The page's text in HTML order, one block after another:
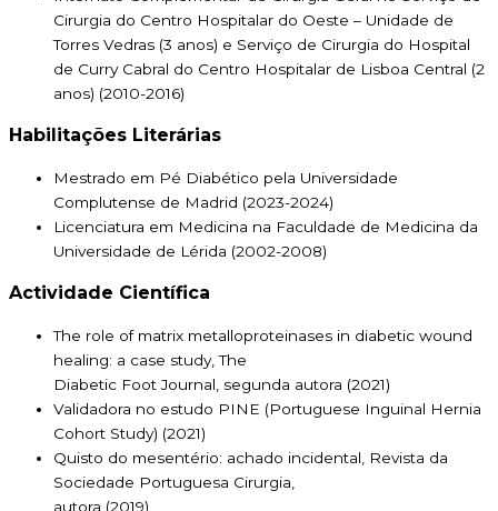
Cirurgia do Centro Hospitalar do Oeste – Unidade de
Torres Vedras (3 anos) e Serviço de Cirurgia do Hospital
de Curry Cabral do Centro Hospitalar de Lisboa Central (2
anos) (2010-2016)
Habilitações Literárias
Mestrado em Pé Diabético pela Universidade
Complutense de Madrid (2023-2024)
Licenciatura em Medicina na Faculdade de Medicina da
Universidade de Lérida (2002-2008)
Actividade Científica
The role of matrix metalloproteinases in diabetic wound
healing: a case study, The
Diabetic Foot Journal, segunda autora (2021)
Validadora no estudo PINE (Portuguese Inguinal Hernia
Cohort Study) (2021)
Quisto do mesentério: achado incidental, Revista da
Sociedade Portuguesa Cirurgia,
autora (2019)